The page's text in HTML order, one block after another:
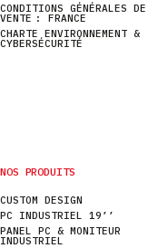
CONDITIONS GÉNÉRALES DE
VENTE : FRANCE
CHARTE ENVIRONNEMENT &
CYBERSÉCURITÉ
NOS PRODUITS
CUSTOM DESIGN
PC INDUSTRIEL 19’’
PANEL PC & MONITEUR
INDUSTRIEL